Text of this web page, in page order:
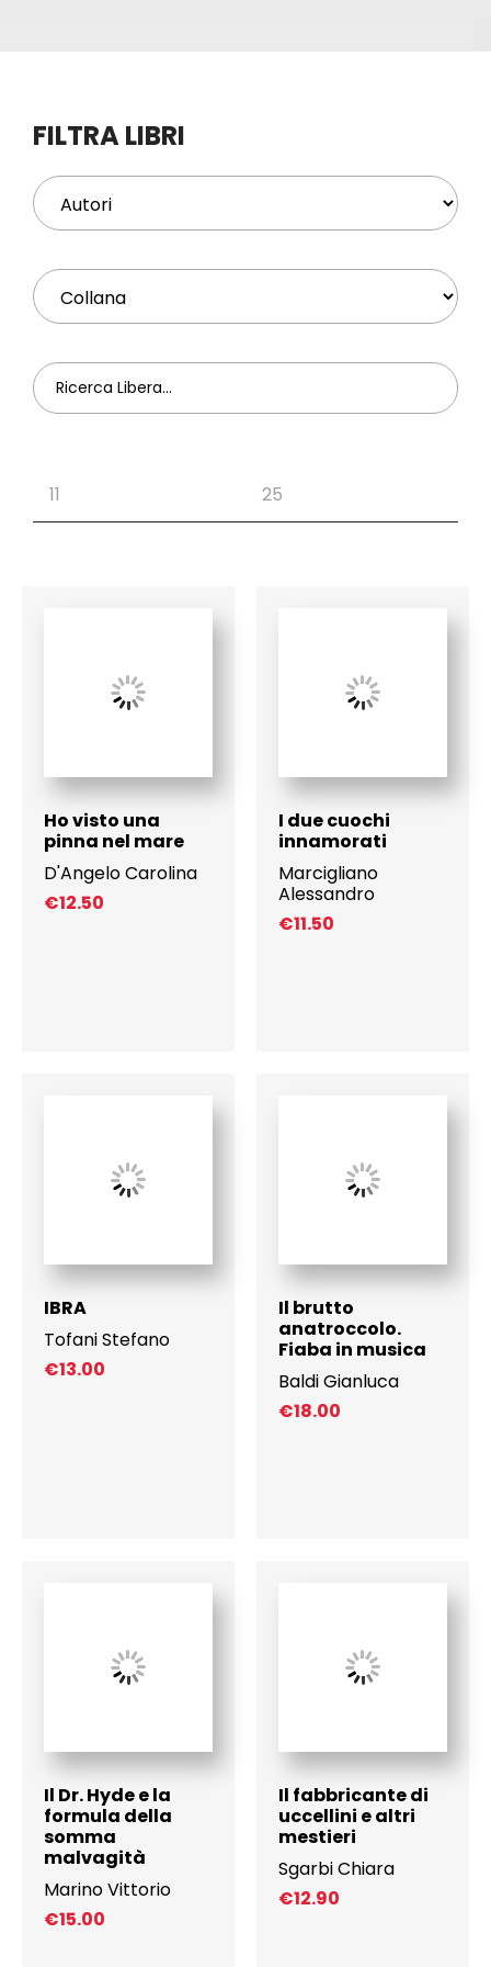
Profilo
FILTRA LIBRI
Ho visto una
pinna nel mare
D'Angelo Carolina
€12.50
I due cuochi
innamorati
Marcigliano
Alessandro
€11.50
IBRA
Tofani Stefano
€13.00
Il brutto
anatroccolo.
Fiaba in musica
Baldi Gianluca
€18.00
Il Dr. Hyde e la
formula della
somma
malvagità
Marino Vittorio
€15.00
Il fabbricante di
uccellini e altri
mestieri
Sgarbi Chiara
€12.90